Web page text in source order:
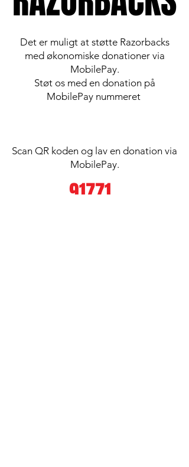
Det er muligt at støtte Razorbacks
med økonomiske donationer via
MobilePay.
Støt os med en donation på
MobilePay nummeret
Scan QR koden og lav en donation via
MobilePay.
91771